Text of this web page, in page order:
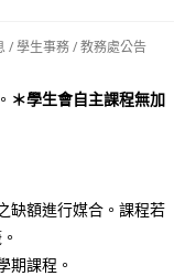
/學生事務/教務處公告
。 ＊學生會自主課程無加
缺額進行媒合。課程若
期課程。